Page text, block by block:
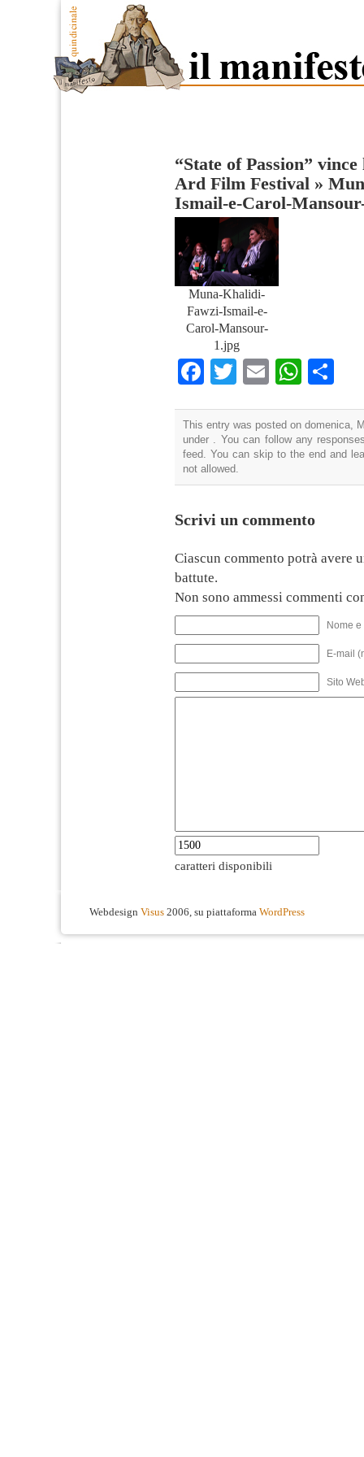
“State of Passion”
Ard Film Festival »
Ismail-e-Carol-
Muna-Khalidi-
Fawzi-Ismail-e-
Carol-Mansour-
1.jpg
Facebook
TwitterEmail
This entry was posted on domenica,
under . You can follow any
feed. You can skip to the end and
not allowed.
Scrivi un commento
Ciascun commento potrà avere
battute.
Non sono ammessi commenti
Nome
E-mail
Sito
caratteri disponibili
Webdesign Visus 2006, su piattaforma WordPress